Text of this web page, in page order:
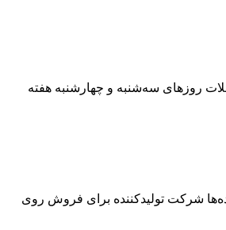
از ۲۹ اردیبهشت فعالیت خود را از سر گرفت. معاملات روزهای سه‌شنبه و چهارشنبه هفته
انواع سیمان است؛ به‌طوری‌که بیش از یک میلیون و ۱۱۷ هزار تن سیمان از سوی ده‌ها شرکت تولیدکننده برای فروش روی